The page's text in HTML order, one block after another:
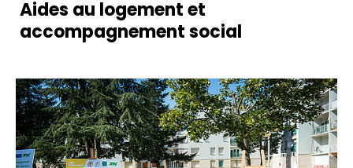
Aides au logement et
accompagnement social